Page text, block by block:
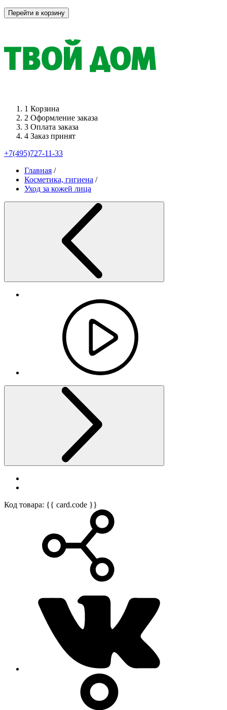
Перейти в корзину
1 Корзина
2 Оформление заказа
3 Оплата заказа
4 Заказ принят
+7(495)727-11-33
Главная /
Косметика, гигиена /
Уход за кожей лица
Код товара: {{ card.code }}